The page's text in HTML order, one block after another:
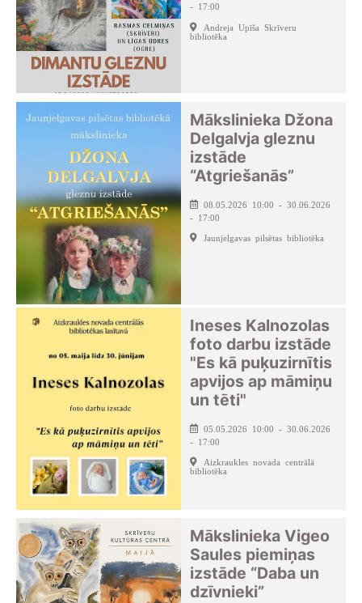
- 17:00
Andreja Upīša Skrīveru
bibliotēka
Mākslinieka Džona
Delgalvja gleznu
izstāde
“Atgriešanās”
08.05.2026 10:00 - 30.06.2026
- 17:00
Jaunjelgavas pilsētas bibliotēka
Ineses Kalnozolas
foto darbu izstāde
"Es kā puķuzirnītis
apvijos ap māmiņu
un tēti"
05.05.2026 10:00 - 30.06.2026
- 17:00
Aizkraukles novada centrālā
bibliotēka
Mākslinieka Vigeo
Saules piemiņas
izstāde “Daba un
dzīvnieki”